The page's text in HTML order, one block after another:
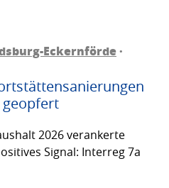
Eckernförde·
2026 verankerte
Signal: Interreg 7a